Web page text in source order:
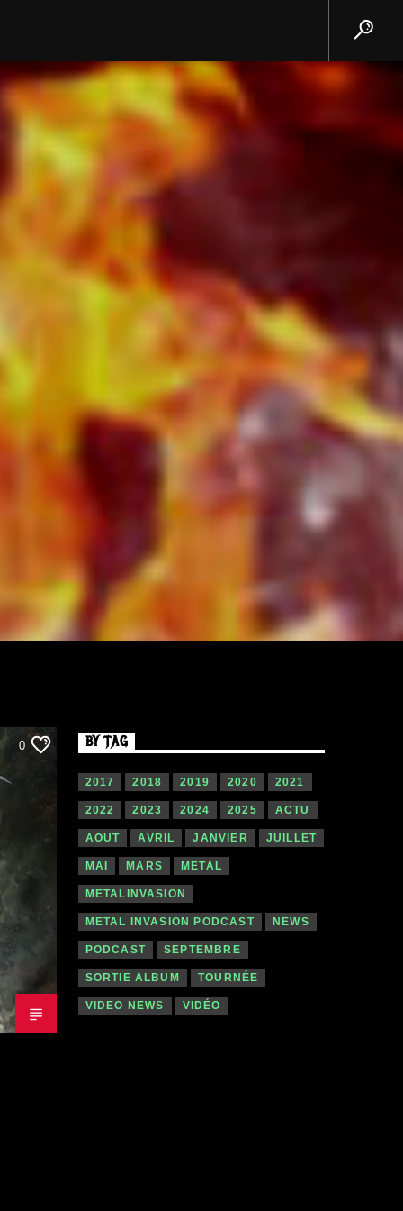
0 BY TAG
2017 2018 2019 2020 2021
2022 2023 2024 2025 ACTU
AOUT AVRIL JANVIER JUILLET
MAI MARS METAL
METALINVASION
METAL INVASION PODCAST NEWS
PODCAST SEPTEMBRE
SORTIE ALBUM TOURNÉE
VIDEO NEWS VIDÉO